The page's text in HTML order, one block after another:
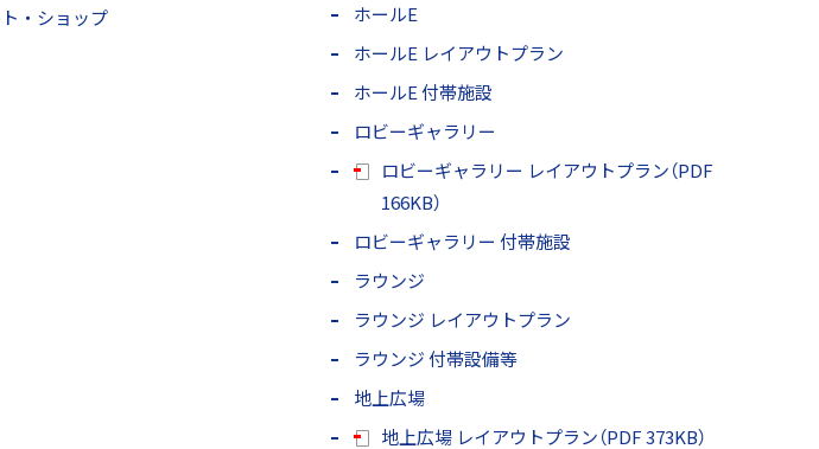
・ショップ
ホールE
ホールE レイアウトプラン
ホールE 付帯施設
ロビーギャラリー
ロビーギャラリー レイアウトプラン（PDF
166KB）
ロビーギャラリー 付帯施設
ラウンジ
ラウンジ レイアウトプラン
ラウンジ 付帯設備等
地上広場
地上広場 レイアウトプラン（PDF 373KB）